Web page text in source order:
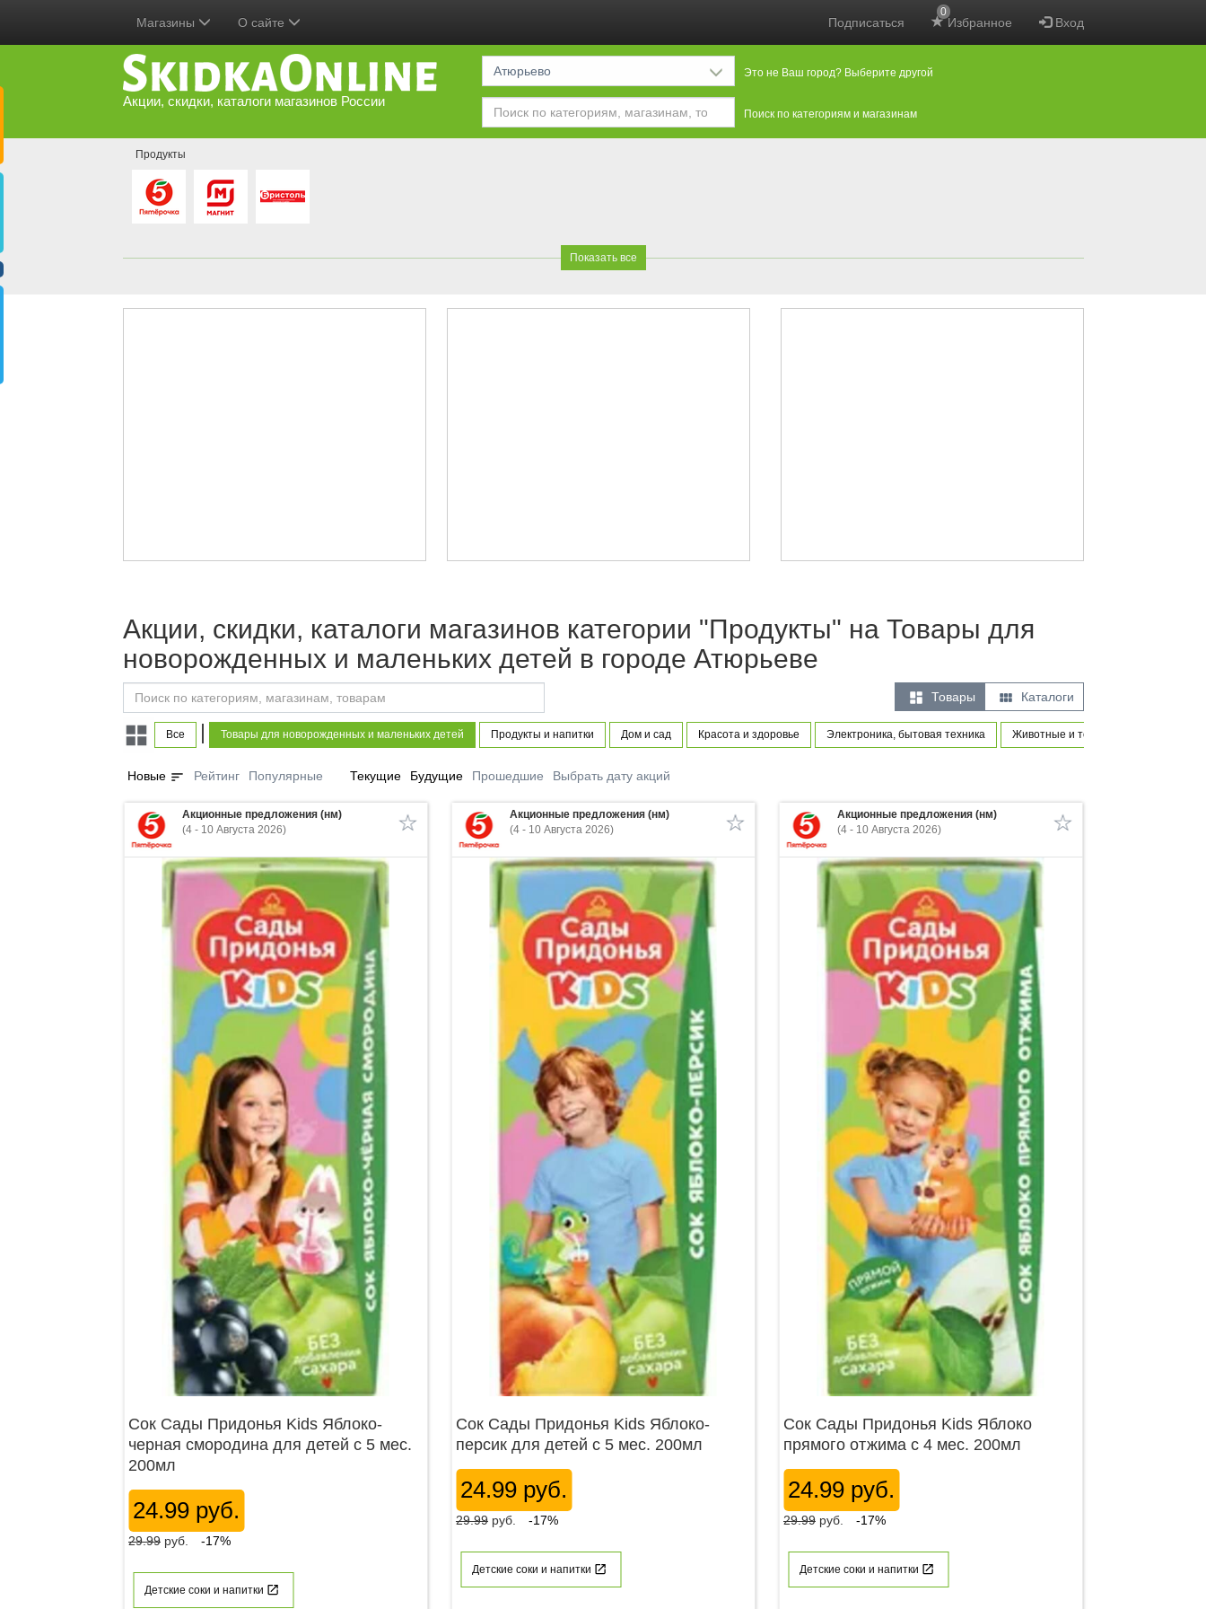
Подписаться Избранное
0
Вход
Магазины О сайте
Акции, скидки, каталоги магазинов России
Атюрьево Это не Ваш город? Выберите другой
Поиск по категориям и магазинам
Продукты
Показать все
Акции, скидки, каталоги магазинов категории "Продукты" на Товары для
новорожденных и маленьких детей в городе Атюрьеве
 Товары  Каталоги
Все | Товары для новорожденных и маленьких детей Продукты и напитки Дом и сад Красота и здоровье Электроника, бытовая техника Животные и товары для питомцев
Новые sort Рейтинг Популярные Текущие Будущие Прошедшие Выбрать дату акций
Акционные предложения (нм)
(4 - 10 Августа 2026)
Сок Сады Придонья Kids Яблоко-
черная смородина для детей с 5 мес.
200мл
24.99 руб.
29.99 руб. -17%
Детские соки и напитки
Акционные предложения (нм)
(4 - 10 Августа 2026)
Сок Сады Придонья Kids Яблоко-
персик для детей с 5 мес. 200мл
24.99 руб.
29.99 руб. -17%
Детские соки и напитки
Акционные предложения (нм)
(4 - 10 Августа 2026)
Сок Сады Придонья Kids Яблоко
прямого отжима с 4 мес. 200мл
24.99 руб.
29.99 руб. -17%
Детские соки и напитки